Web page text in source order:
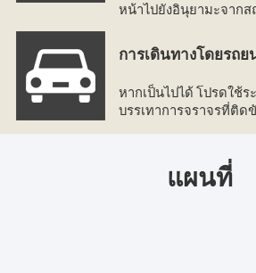
หน้าไปยังอินุยามะจากส
การเดินทางโดยรถย
หากเป็นไปได้ โปรดใช้
บรรเทาการจราจรที่ติด
แผนที่